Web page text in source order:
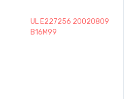
UL E227256 20020809
B16M99